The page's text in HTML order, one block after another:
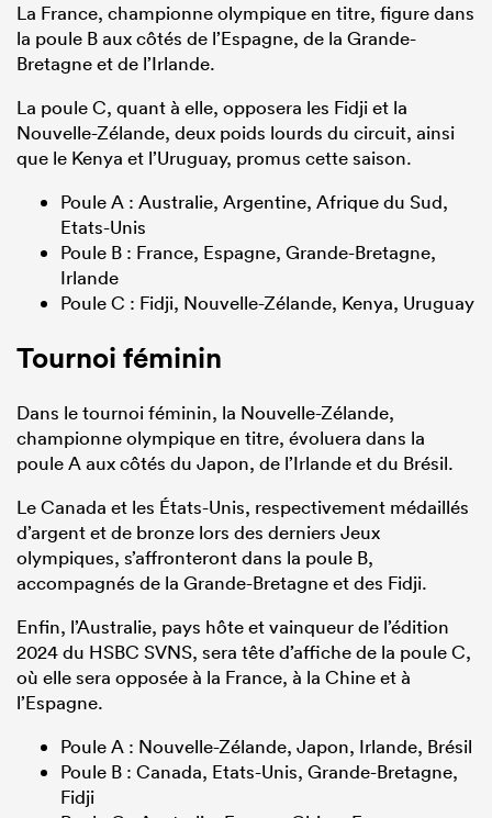
La France, championne olympique en titre, figure dans
la poule B aux côtés de l’Espagne, de la Grande-
Bretagne et de l’Irlande.
La poule C, quant à elle, opposera les Fidji et la
Nouvelle-Zélande, deux poids lourds du circuit, ainsi
que le Kenya et l’Uruguay, promus cette saison.
Poule A : Australie, Argentine, Afrique du Sud,
Etats-Unis
Poule B : France, Espagne, Grande-Bretagne,
Irlande
Poule C : Fidji, Nouvelle-Zélande, Kenya, Uruguay
Tournoi féminin
Dans le tournoi féminin, la Nouvelle-Zélande,
championne olympique en titre, évoluera dans la
poule A aux côtés du Japon, de l’Irlande et du Brésil.
Le Canada et les États-Unis, respectivement médaillés
d’argent et de bronze lors des derniers Jeux
olympiques, s’affronteront dans la poule B,
accompagnés de la Grande-Bretagne et des Fidji.
Enfin, l’Australie, pays hôte et vainqueur de l’édition
2024 du HSBC SVNS, sera tête d’affiche de la poule C,
où elle sera opposée à la France, à la Chine et à
l’Espagne.
Poule A : Nouvelle-Zélande, Japon, Irlande, Brésil
Poule B : Canada, Etats-Unis, Grande-Bretagne,
Fidji